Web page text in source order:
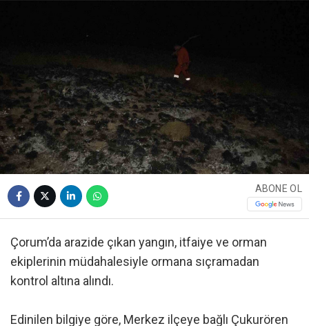
ABONE OL
Çorum’da arazide çıkan yangın, itfaiye ve orman
ekiplerinin müdahalesiyle ormana sıçramadan
kontrol altına alındı.
Edinilen bilgiye göre, Merkez ilçeye bağlı Çukurören